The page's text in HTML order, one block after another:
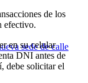
de los
efectivo.
en su celular
DNI antes de
debe solicitar el